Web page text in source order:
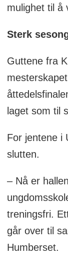
mulighet til å
Sterk
Guttene fra
laget som til
For jentene i
slutten.
– Nå er
treningsfri.
går over til
Humberset.